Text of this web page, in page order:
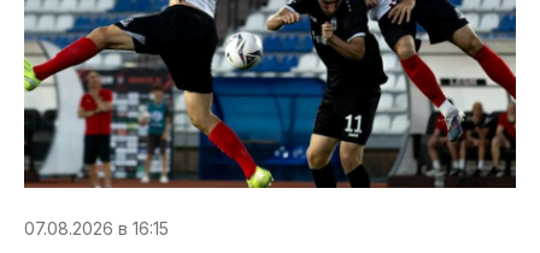
07.08.2026 в 16:15